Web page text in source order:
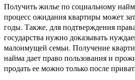
Получить жилье по социальному
процесс ожидания квартиры может
годы. Также, для подтверждения
государства нужно доказывать
малоимущей семьи. Получение
найма дает право пользования и
продать ее можно только после